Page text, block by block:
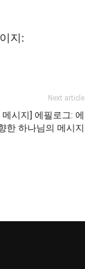
지:
Next article
시지] 에필로그: 에
한 하나님의 메시지